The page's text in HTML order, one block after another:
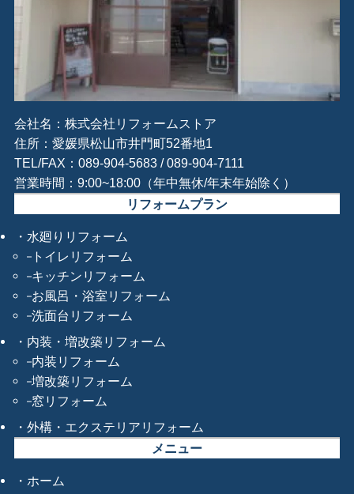
会社名：株式会社リフォームストア
住所：愛媛県松山市井門町52番地1
TEL/FAX：089-904-5683 / 089-904-7111
営業時間：9:00~18:00（年中無休/年末年始除く）
リフォームプラン
水廻りリフォーム
トイレリフォーム
キッチンリフォーム
お風呂・浴室リフォーム
洗面台リフォーム
内装・増改築リフォーム
内装リフォーム
増改築リフォーム
窓リフォーム
外構・エクステリアリフォーム
メニュー
ホーム